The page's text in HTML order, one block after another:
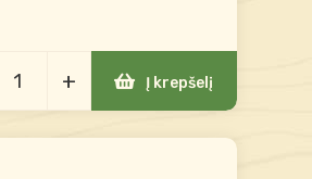
+ Į krepšelį